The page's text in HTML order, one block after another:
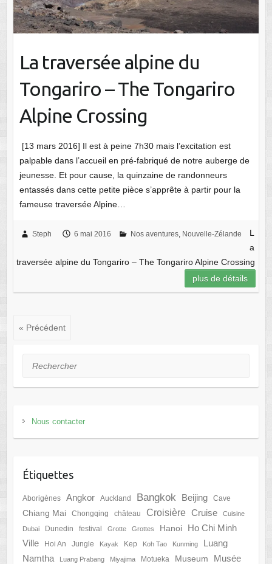
La traversée alpine du
Tongariro – The Tongariro
Alpine Crossing
[13 mars 2016] Il est à peine 7h30 mais l’excitation est
palpable dans l’accueil en pré-fabriqué de notre auberge de
jeunesse. Et pour cause, la quinzaine de randonneurs
entassés dans cette petite pièce s’apprête à partir pour la
fameuse traversée Alpine…
Steph 6 mai 2016 Nos aventures, Nouvelle-Zélande
L
a
traversée alpine du Tongariro – The Tongariro Alpine Crossing
plus de détails
« Précédent
Rechercher
Nous contacter
Étiquettes
Aborigènes Angkor Auckland Bangkok Beijing Cave
Chiang Mai Chongqing château Croisière Cruise Cuisine
Dubai Dunedin festival Grotte Grottes Hanoi
Ho Chi Minh
Ville
Hoi An Jungle Kayak Kep Koh Tao Kunming
Luang
Namtha
Luang Prabang Miyajima Motueka Museum Musée